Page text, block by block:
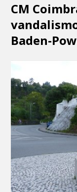
CM
Baden-